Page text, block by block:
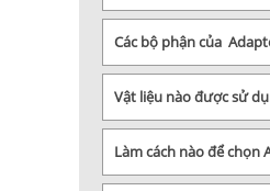
Các bộ phận của
Vật liệu nào được sử
Làm cách nào để chọn